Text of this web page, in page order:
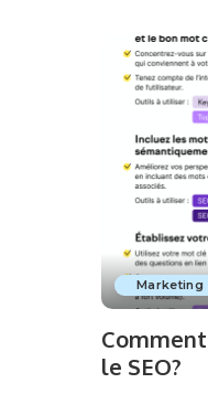
Marketing
le SEO?